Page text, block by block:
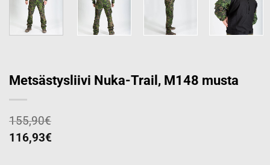
Metsästysliivi Nuka-Trail, M148 musta
155,90€
116,93€